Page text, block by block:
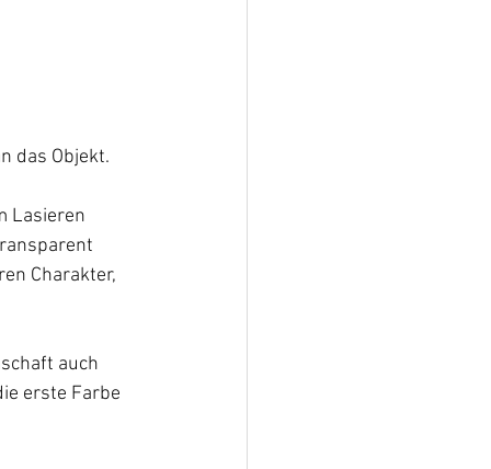
das Objekt.
Lasieren
Charakter,
auch
erste Farbe